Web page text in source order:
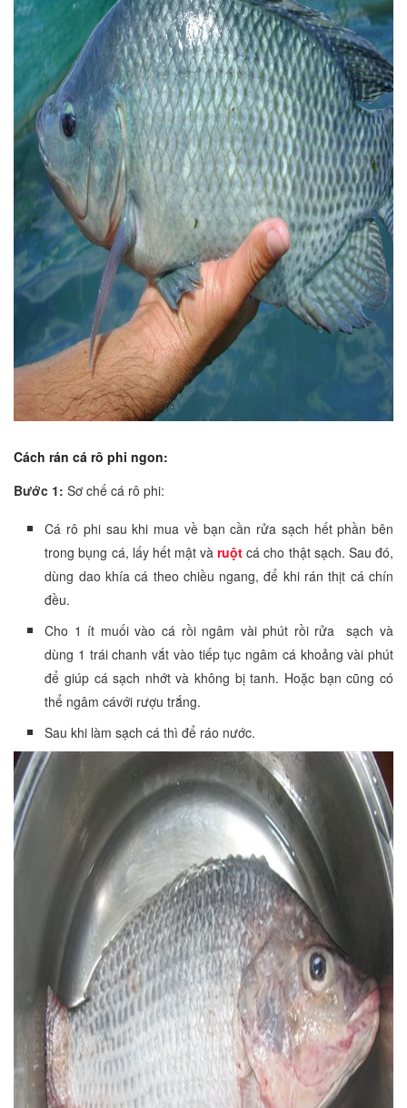
Cách rán cá rô phi ngon:
Bước 1: Sơ chế cá rô phi:
Cá rô phi sau khi mua về bạn cần rửa sạch hết phần bên
trong bụng cá, lấy hết mật vàruột cá cho thật sạch. Sau đó,
dùng dao khía cá theo chiều ngang, để khi rán thịt cá chín
đều.
Cho 1 ít muối vào cá rồi ngâm vài phút rồi rửa sạch và
dùng 1 trái chanh vắt vào tiếp tục ngâm cá khoảng vài phút
để giúp cá sạch nhớt và không bị tanh. Hoặc bạn cũng có
thể ngâm cávới rượu trắng.
Sau khi làm sạch cá thì để ráo nước.